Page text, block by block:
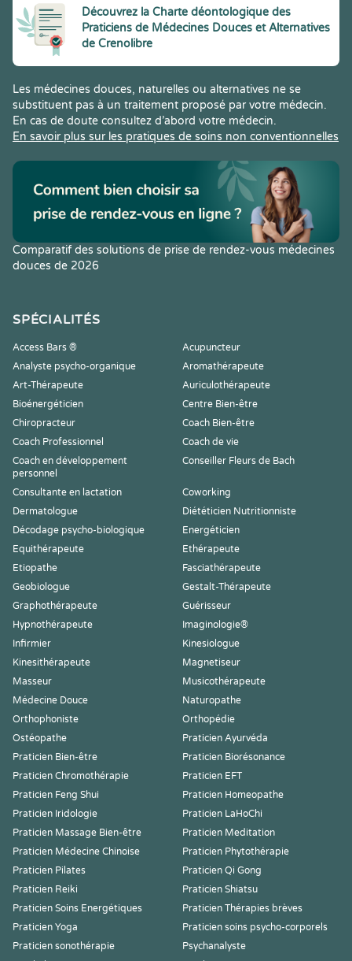
Découvrez la Charte déontologique des
Praticiens de Médecines Douces et Alternatives
de Crenolibre
Les médecines douces, naturelles ou alternatives ne se
substituent pas à un traitement proposé par votre médecin.
En cas de doute consultez d’abord votre médecin.
En savoir plus sur les pratiques de soins non conventionnelles
Comparatif des solutions de prise de rendez-vous médecines
douces de 2026
SPÉCIALITÉS
Access Bars ®
Acupuncteur
Analyste psycho-organique
Aromathérapeute
Art-Thérapeute
Auriculothérapeute
Bioénergéticien
Centre Bien-être
Chiropracteur
Coach Bien-être
Coach Professionnel
Coach de vie
Coach en développement
personnel
Conseiller Fleurs de Bach
Consultante en lactation
Coworking
Dermatologue
Diététicien Nutritionniste
Décodage psycho-biologique
Energéticien
Equithérapeute
Ethérapeute
Etiopathe
Fasciathérapeute
Geobiologue
Gestalt-Thérapeute
Graphothérapeute
Guérisseur
Hypnothérapeute
Imaginologie®
Infirmier
Kinesiologue
Kinesithérapeute
Magnetiseur
Masseur
Musicothérapeute
Médecine Douce
Naturopathe
Orthophoniste
Orthopédie
Ostéopathe
Praticien Ayurvéda
Praticien Bien-être
Praticien Biorésonance
Praticien Chromothérapie
Praticien EFT
Praticien Feng Shui
Praticien Homeopathe
Praticien Iridologie
Praticien LaHoChi
Praticien Massage Bien-être
Praticien Meditation
Praticien Médecine Chinoise
Praticien Phytothérapie
Praticien Pilates
Praticien Qi Gong
Praticien Reiki
Praticien Shiatsu
Praticien Soins Energétiques
Praticien Thérapies brèves
Praticien Yoga
Praticien soins psycho-corporels
Praticien sonothérapie
Psychanalyste